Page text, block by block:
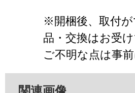
※開梱後、取付
品・交換はお受
ご不明な点は事